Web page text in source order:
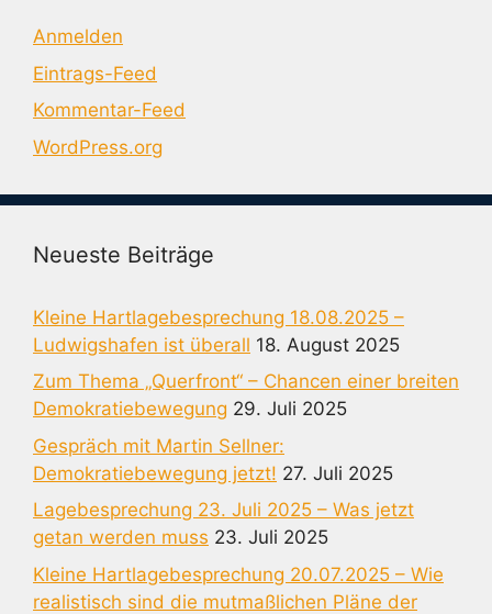
Anmelden
Eintrags-Feed
Kommentar-Feed
WordPress.org
Neueste Beiträge
Kleine Hartlagebesprechung 18.08.2025 –
Ludwigshafen ist überall 18. August 2025
Zum Thema „Querfront“ – Chancen einer breiten
Demokratiebewegung 29. Juli 2025
Gespräch mit Martin Sellner:
Demokratiebewegung jetzt! 27. Juli 2025
Lagebesprechung 23. Juli 2025 – Was jetzt
getan werden muss 23. Juli 2025
Kleine Hartlagebesprechung 20.07.2025 – Wie
realistisch sind die mutmaßlichen Pläne der